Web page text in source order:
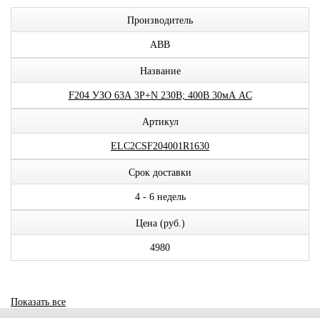
Производитель
ABB
Название
F204 УЗО 63А 3P+N 230В; 400В 30мА AC
Артикул
ELC2CSF204001R1630
Срок доставки
4 - 6 недель
Цена (руб.)
4980
Показать все